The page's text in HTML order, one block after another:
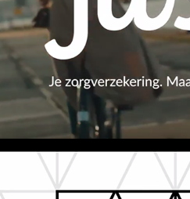
'JUST' CZ-zorgverzekering